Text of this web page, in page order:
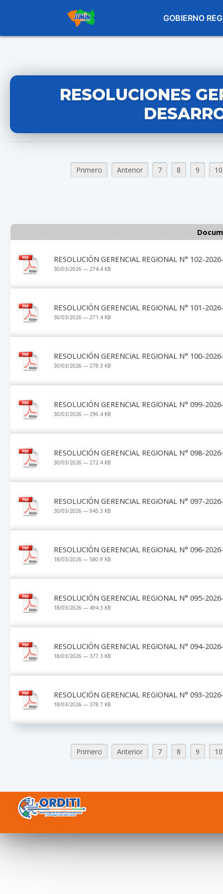
GOBIERNO
RESOLUCIONES
Primero Anterior 7 8 9 10
RESOLUCIÓN GERENCIAL REGIONAL N° 102-
30/03/2026 — 274.4 KB
RESOLUCIÓN GERENCIAL REGIONAL N° 101-
30/03/2026 — 271.4 KB
RESOLUCIÓN GERENCIAL REGIONAL N° 100-
30/03/2026 — 278.3 KB
RESOLUCIÓN GERENCIAL REGIONAL N° 099-
30/03/2026 — 296.4 KB
RESOLUCIÓN GERENCIAL REGIONAL N° 098-
30/03/2026 — 272.4 KB
RESOLUCIÓN GERENCIAL REGIONAL N° 097-
30/03/2026 — 945.3 KB
RESOLUCIÓN GERENCIAL REGIONAL N° 096-
18/03/2026 — 580.9 KB
RESOLUCIÓN GERENCIAL REGIONAL N° 095-
18/03/2026 — 494.3 KB
RESOLUCIÓN GERENCIAL REGIONAL N° 094-
18/03/2026 — 377.3 KB
RESOLUCIÓN GERENCIAL REGIONAL N° 093-
18/03/2026 — 378.7 KB
Primero Anterior 7 8 9 10